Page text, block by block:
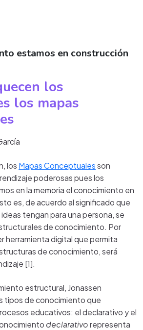
estamos en construcción
los
los mapas
los Mapas Conceptualesson
poderosas pues los
en la memoria el conocimiento en
es, de acuerdo al significado que
tengan para una persona, se
de conocimiento. Por
herramienta digital que permita
de conocimiento, será
[1].
estructural, Jonassen
tipos de conocimiento que
educativos: el declarativo y el
declarativorepresenta